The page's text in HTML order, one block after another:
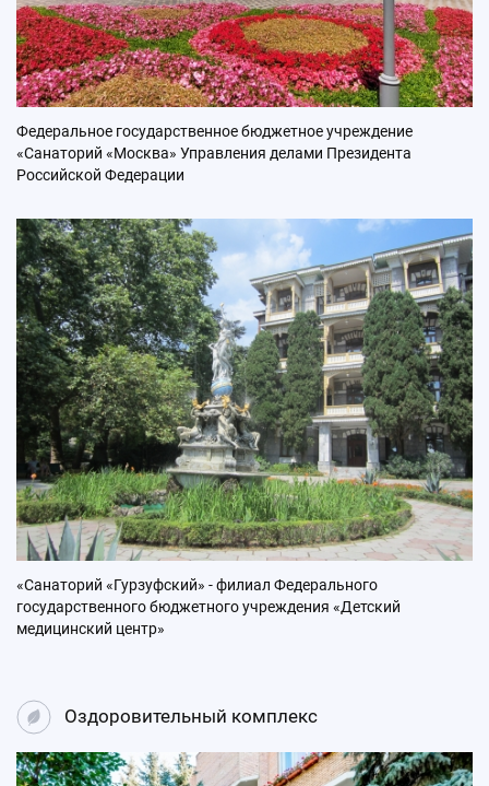
Федеральное государственное бюджетное учреждение
«Санаторий «Москва» Управления делами Президента
Российской Федерации
«Санаторий «Гурзуфский» - филиал Федерального
государственного бюджетного учреждения «Детский
медицинский центр»
Оздоровительный комплекс